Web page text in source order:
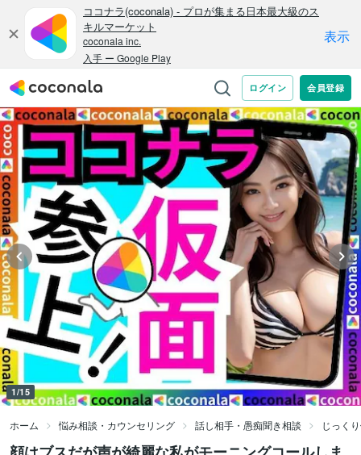
1/15
ホーム 悩み相談・カウンセリング 話し相手・愚痴聞き相談 じっく